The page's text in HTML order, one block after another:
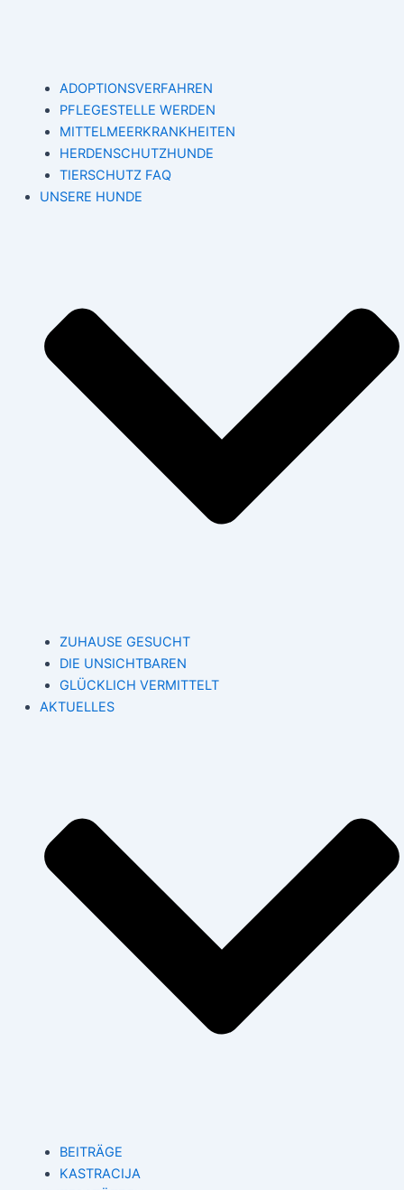
ADOPTIONSVERFAHREN
PFLEGESTELLE WERDEN
MITTELMEERKRANKHEITEN
HERDENSCHUTZHUNDE
TIERSCHUTZ FAQ
UNSERE HUNDE
ZUHAUSE GESUCHT
DIE UNSICHTBAREN
GLÜCKLICH VERMITTELT
AKTUELLES
BEITRÄGE
KASTRACIJA